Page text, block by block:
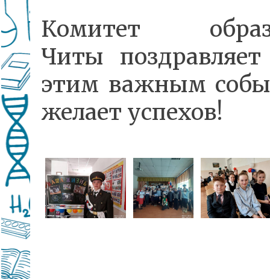
Комитет
Читы
этим важным
желает успехов!